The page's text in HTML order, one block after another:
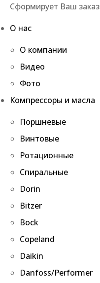
Сформирует Ваш заказ
О нас
О компании
Видео
Фото
Компрессоры и масла
Поршневые
Винтовые
Ротационные
Спиральные
Dorin
Bitzer
Bock
Copeland
Daikin
Danfoss/Performer